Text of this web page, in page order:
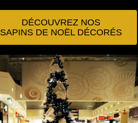
DÉCOUVREZ NOS
SAPINS DE NOËL DÉCORÉS